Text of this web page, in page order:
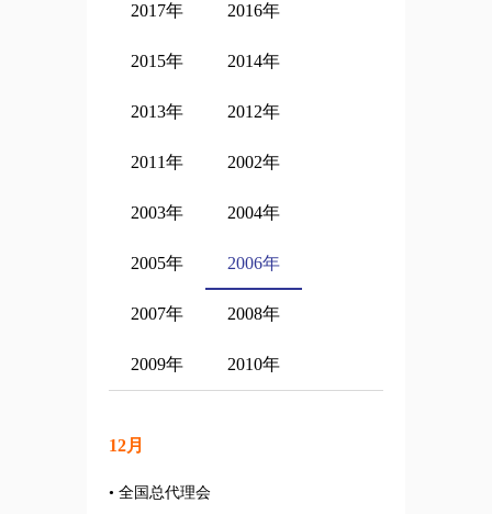
2017年 2016年
2015年 2014年
2013年 2012年
2011年 2002年
2003年 2004年
2005年 2006年
2007年 2008年
2009年 2010年
12月
• 全国总代理会